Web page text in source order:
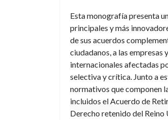
Esta monografía presenta
principales y más
de sus acuerdos
ciudadanos, a las empresas
internacionales afectadas
selectiva y crítica. Junto a
normativos que componen
incluidos el Acuerdo de
Derecho retenido del Reino